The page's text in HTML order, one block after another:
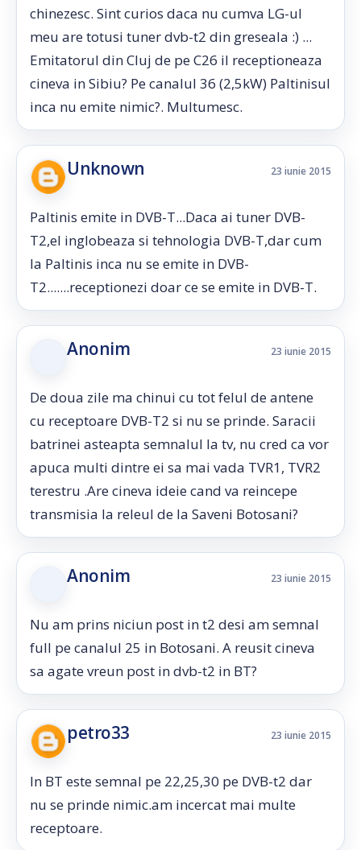
chinezesc. Sint curios daca nu cumva LG-ul
meu are totusi tuner dvb-t2 din greseala :) ...
Emitatorul din Cluj de pe C26 il receptioneaza
cineva in Sibiu? Pe canalul 36 (2,5kW) Paltinisul
inca nu emite nimic?. Multumesc.
Unknown 23 iunie 2015
Paltinis emite in DVB-T...Daca ai tuner DVB-
T2,el inglobeaza si tehnologia DVB-T,dar cum
la Paltinis inca nu se emite in DVB-
T2.......receptionezi doar ce se emite in DVB-T.
Anonim 23 iunie 2015
De doua zile ma chinui cu tot felul de antene
cu receptoare DVB-T2 si nu se prinde. Saracii
batrinei asteapta semnalul la tv, nu cred ca vor
apuca multi dintre ei sa mai vada TVR1, TVR2
terestru .Are cineva ideie cand va reincepe
transmisia la releul de la Saveni Botosani?
Anonim 23 iunie 2015
Nu am prins niciun post in t2 desi am semnal
full pe canalul 25 in Botosani. A reusit cineva
sa agate vreun post in dvb-t2 in BT?
petro33 23 iunie 2015
In BT este semnal pe 22,25,30 pe DVB-t2 dar
nu se prinde nimic.am incercat mai multe
receptoare.